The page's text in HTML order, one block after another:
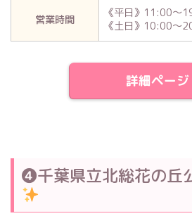
営業時間
《平日》11:00〜
《土日》10:00〜
詳細ページ
❹千葉県立北総花の丘